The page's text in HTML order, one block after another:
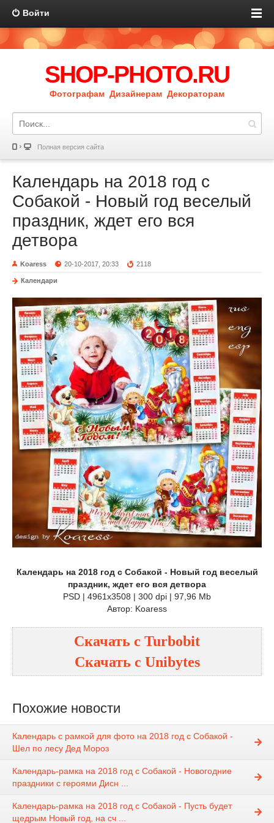
Войти
SHOP-PHOTO.RU
Фотографам Дизайнерам Декораторам
Полная версия сайта
Календарь на 2018 год с
Собакой - Новый год веселый
праздник, ждет его вся
детвора
Koaress 20-10-2017, 20:33 2118
Календари
Календарь на 2018 год с Собакой - Новый год веселый
праздник, ждет его вся детвора
PSD | 4961x3508 | 300 dpi | 97,96 Mb
Автор: Koaress
Скачать с Turbobit
Скачать с Unibytes
Похожие новости
Календарь с рамкой для фото на 2018 год с Собакой -
Шел по лесу Дед Мороз
Календарь-рамка на 2018 год с Собакой - Новогодние
праздники с героями Дисн ...
Календарь-рамка на 2018 год с Собакой - Пусть будет
щедрым Новый год, на сч ...